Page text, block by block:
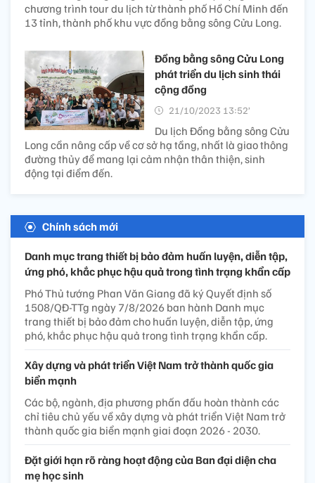
chương trình tour du lịch từ thành phố Hồ Chí Minh đến
13 tỉnh, thành phố khu vực đồng bằng sông Cửu Long.
Đồng bằng sông Cửu Long
phát triển du lịch sinh thái
cộng đồng
21/10/2023 13:52’
Du lịch Đồng bằng sông Cửu
Long cần nâng cấp về cơ sở hạ tầng, nhất là giao thông
đường thủy để mang lại cảm nhận thân thiện, sinh
động tại điểm đến.
Chính sách mới
Danh mục trang thiết bị bảo đảm huấn luyện, diễn tập,
ứng phó, khắc phục hậu quả trong tình trạng khẩn cấp
Phó Thủ tướng Phan Văn Giang đã ký Quyết định số
1508/QĐ-TTg ngày 7/8/2026 ban hành Danh mục
trang thiết bị bảo đảm cho huấn luyện, diễn tập, ứng
phó, khắc phục hậu quả trong tình trạng khẩn cấp.
Xây dựng và phát triển Việt Nam trở thành quốc gia
biển mạnh
Các bộ, ngành, địa phương phấn đấu hoàn thành các
chỉ tiêu chủ yếu về xây dựng và phát triển Việt Nam trở
thành quốc gia biển mạnh giai đoạn 2026 - 2030.
Đặt giới hạn rõ ràng hoạt động của Ban đại diện cha
mẹ học sinh